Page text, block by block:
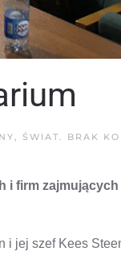
, ŚWIAT. BRAK
i firm
i jej szef Kees